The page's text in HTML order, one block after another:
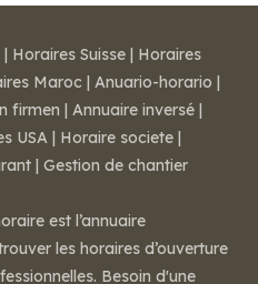
| Horaires Suisse | Horaires
Maroc | Anuario-horario |
firmen | Annuaire inversé |
USA | Horaire societe |
| Gestion de chantier
est l’annuaire
les horaires d’ouverture
Besoin d'une